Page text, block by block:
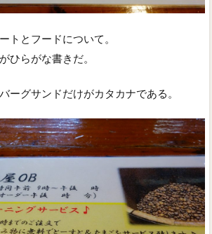
トとフードについて。
ひらがな書きだ。
ーグサンドだけがカタカナである。